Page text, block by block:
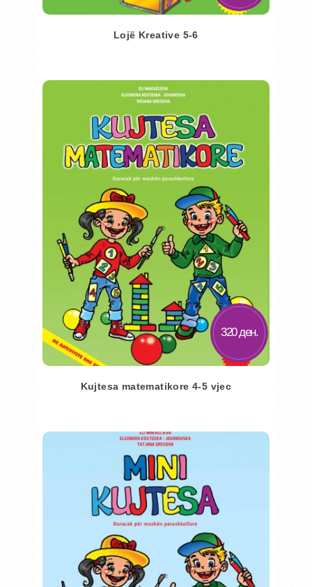
Lojë Kreative 5-6
Во кошничка
Додај во желби
Додај за споредба
320 ден.
Kujtesa matematikore 4-5 vjec
Во кошничка
Додај во желби
Додај за споредба